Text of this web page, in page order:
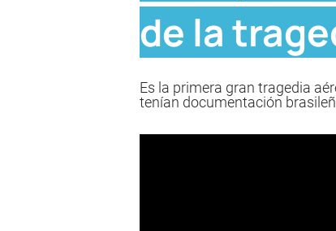
de la
Es la primera gran tragedia
tenían documentación